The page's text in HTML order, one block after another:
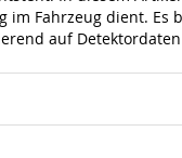
Fahrzeug dient.
auf